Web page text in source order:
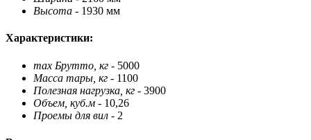
Высота - 1930 мм
Характеристики:
max Брутто, кг - 5000
Масса тары, кг - 1100
Полезная нагрузка, кг - 3900
Объем, куб.м - 10,26
Проемы для вил - 2